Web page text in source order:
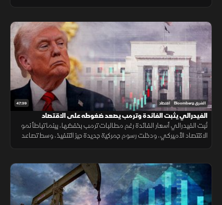
47:39 الشرق Bloomberg اقتصاد
الفيدرالي يثبت الفائدة وترمب يصعد ضغوطه على الاقتصاد
ثبت الفيدرالي أسعار الفائدة رغم مطالبات ترمب بخفضها، بينما تباطأ نمو
الاقتصاد الأميركي، ودخلت رسوم جمركية جديدة حيز التنفيذ، وسط تصاعد